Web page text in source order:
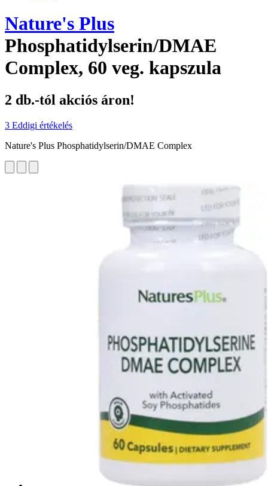
Nature's Plus
Phosphatidylserin/DMAE
Complex, 60 veg. kapszula
2 db.-tól akciós áron!
3 Eddigi értékelés
Nature's Plus Phosphatidylserin/DMAE Complex